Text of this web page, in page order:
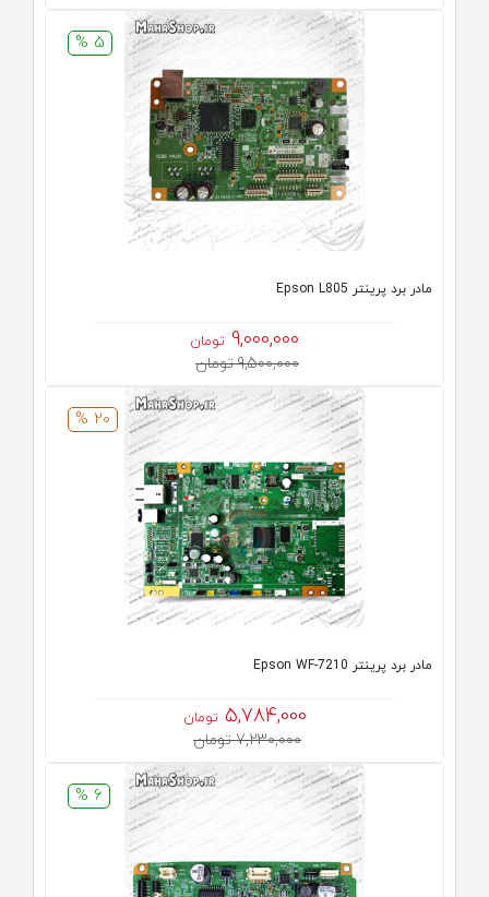
5 %
مادر برد پرینتر Epson L805
9,000,000 تومان
9,500,000 تومان
20 %
مادر برد پرینتر Epson WF-7210
5,784,000 تومان
7,230,000 تومان
6 %